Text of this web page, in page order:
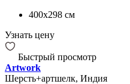
400x298 см
Узнать цену
Быстрый просмотр
Artwork
Шерсть+артшелк, Индия